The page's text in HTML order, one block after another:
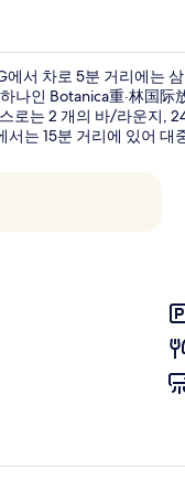
서 차로 5분 거리에는
나인 Botanica重·林国
로는 2 개의 바/라운지,
는 15분 거리에 있어 대